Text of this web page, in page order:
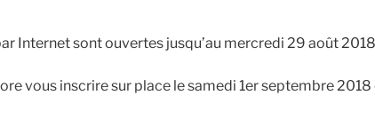
Internet sont ouvertes jusqu’au mercredi 29 août
vous inscrire sur place le samedi 1er septembre